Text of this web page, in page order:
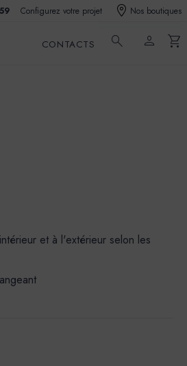
Configurez votre projet Nos boutiques
CONTACTS search person shopping_cart
et à l'extérieur selon les